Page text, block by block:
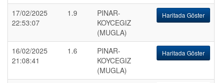
17/02/2025
22:53:07
1.9
PINAR-
KOYCEGIZ
(MUGLA)
Haritada Göster
16/02/2025
21:08:41
1.6
PINAR-
KOYCEGIZ
(MUGLA)
Haritada Göster